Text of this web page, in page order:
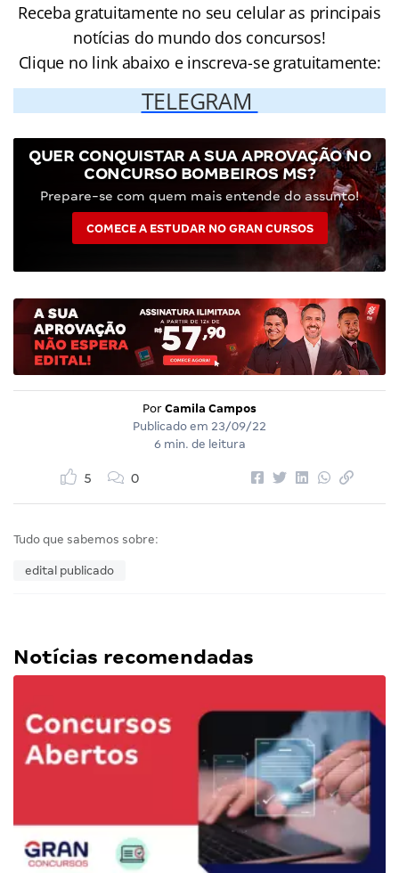
Receba gratuitamente no seu celular as principais
notícias do mundo dos concursos!
Clique no link abaixo e inscreva-se gratuitamente:
TELEGRAM
QUER CONQUISTAR A SUA APROVAÇÃO NO
CONCURSO BOMBEIROS MS?
Prepare-se com quem mais entende do assunto!
COMECE A ESTUDAR NO GRAN CURSOS
Por Camila Campos
Publicado em 23/09/22
6 min. de leitura
5 0
Tudo que sabemos sobre:
edital publicado
Notícias recomendadas